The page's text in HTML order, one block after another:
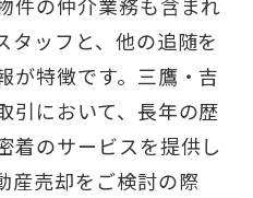
件の仲介業務も含まれ
タッフと、他の追随を
が特徴です。三鷹・吉
引において、長年の歴
着のサービスを提供し
産売却をご検討の際